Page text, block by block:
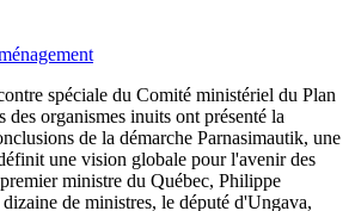
spéciale du Comité ministériel du Plan
des organismes inuits ont présenté la
de la démarche Parnasimautik, une
une vision globale pour l'avenir des
ministre du Québec, Philippe
de ministres, le député d'Ungava,